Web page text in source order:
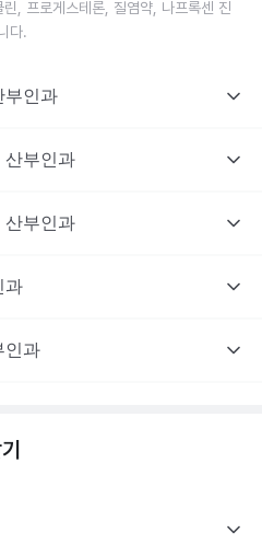
, 프로게스테론, 질염약, 나프록센 진
다.
부인과
산부인과
산부인과
과
인과